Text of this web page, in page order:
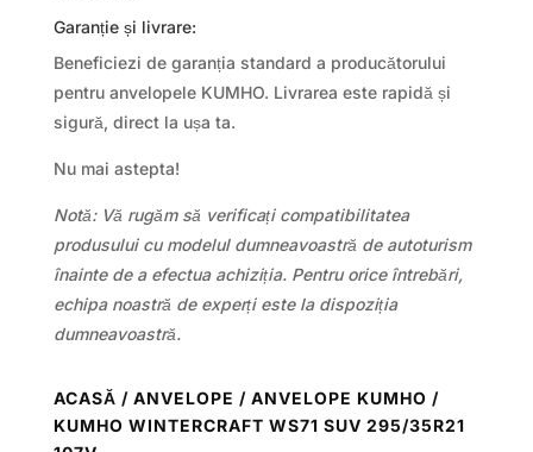
Garanție și livrare:
Beneficiezi de garanția standard a producătorului
pentru anvelopele KUMHO. Livrarea este rapidă și
sigură, direct la ușa ta.
Nu mai astepta!
Notă: Vă rugăm să verificați compatibilitatea
produsului cu modelul dumneavoastră de autoturism
înainte de a efectua achiziția. Pentru orice întrebări,
echipa noastră de experți este la dispoziția
dumneavoastră.
ACASĂ / ANVELOPE / ANVELOPE KUMHO /
KUMHO WINTERCRAFT WS71 SUV 295/35R21